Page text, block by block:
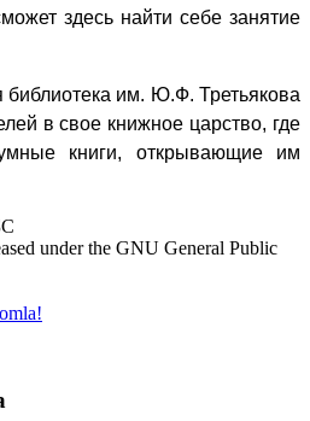
здесь найти себе занятие
библиотека им. Ю.Ф. Третьякова
в свое книжное царство, где
книги, открывающие им
under the GNU General Public